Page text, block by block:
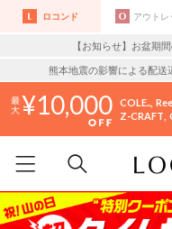
ロコンド アウトレ
【お知らせ】お盆期
熊本地震の影響による配送
10,000 COLE..
Z-CRAFT